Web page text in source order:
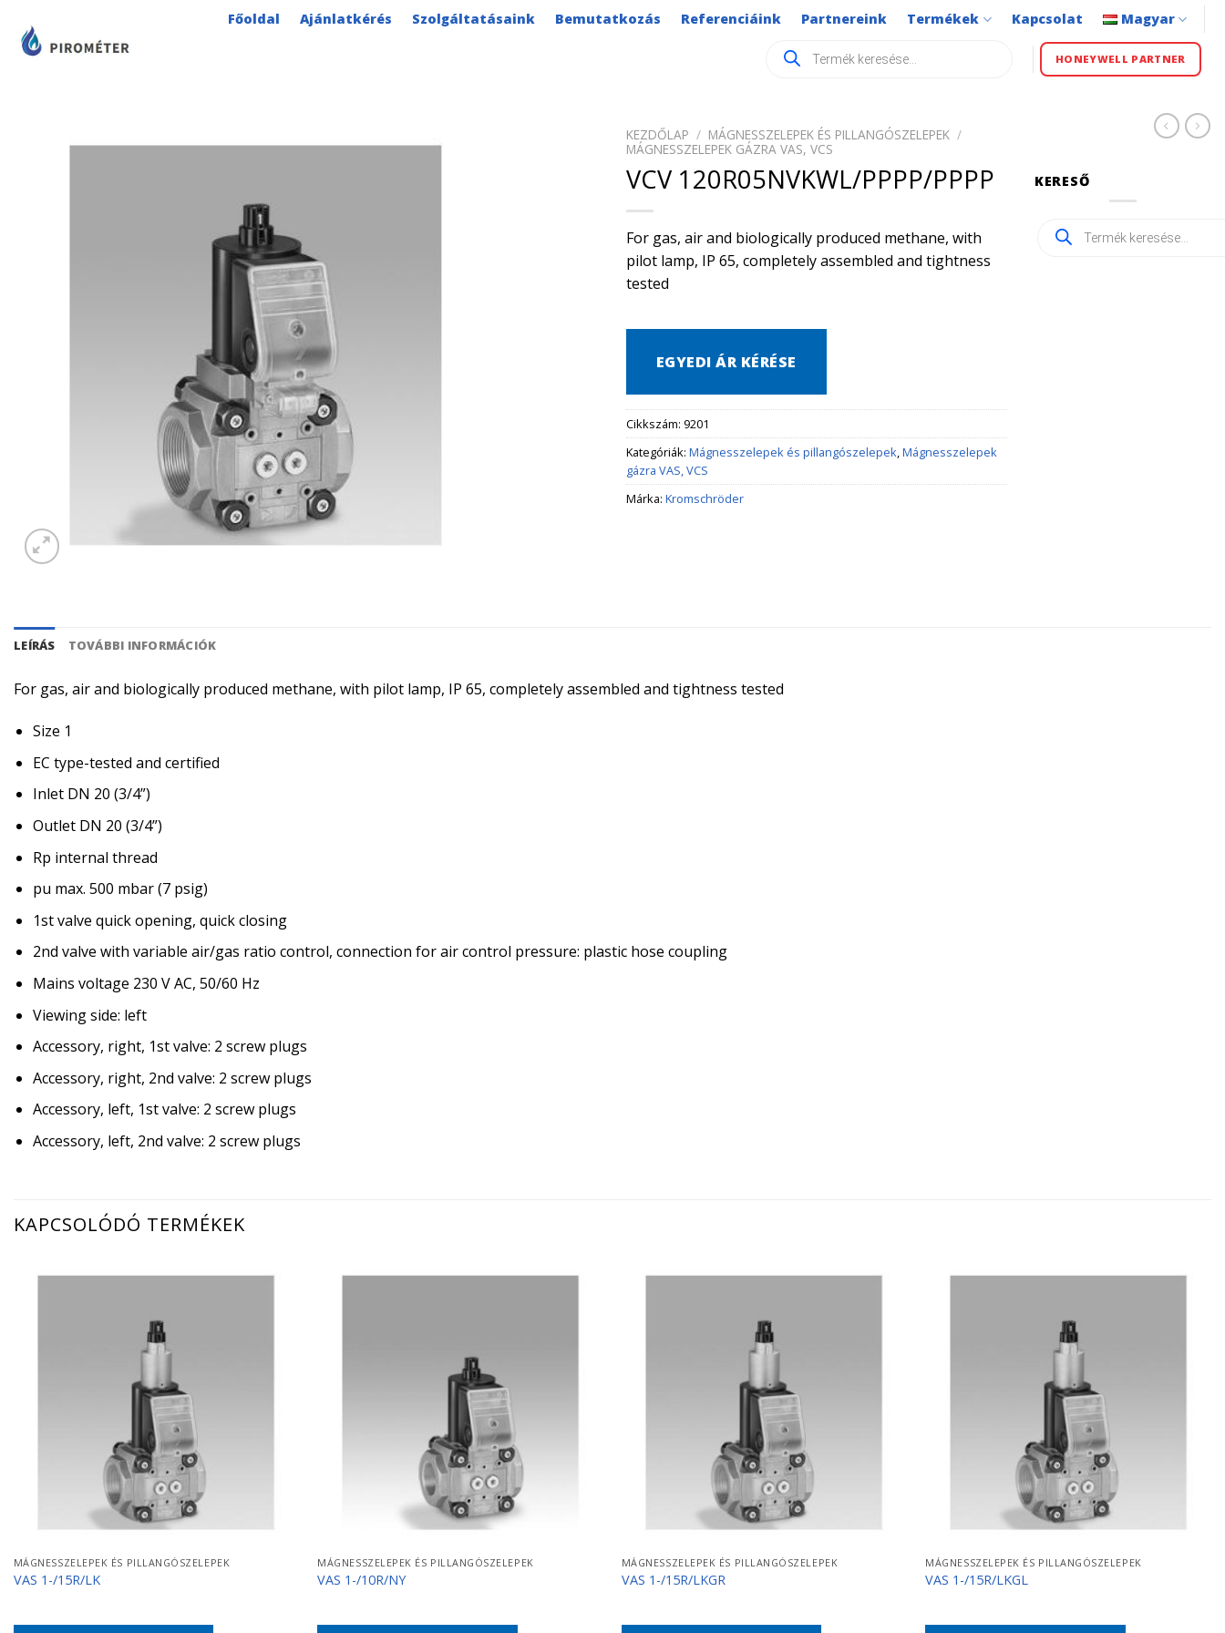
content
Főoldal Ajánlatkérés Szolgáltatásaink Bemutatkozás Referenciáink Partnereink Termékek Kapcsolat Magyar
search HONEYWELL PARTNER
KEZDŐLAP / MÁGNESSZELEPEK ÉS PILLANGÓSZELEPEK /
MÁGNESSZELEPEK GÁZRA VAS, VCS
VCV 120R05NVKWL/PPPP/PPPP
For gas, air and biologically produced methane, with
pilot lamp, IP 65, completely assembled and tightness
tested
EGYEDI ÁR KÉRÉSE
Cikkszám: 9201
Kategóriák: Mágnesszelepek és pillangószelepek Mágnesszelepek
gázra VAS, VCS
Márka: Kromschröder
KERESŐ
Products
search
LEÍRÁS TOVÁBBI INFORMÁCIÓK
For gas, air and biologically produced methane, with pilot lamp, IP 65, completely assembled and tightness tested
Size 1
EC type-tested and certified
Inlet DN 20 (3/4”)
Outlet DN 20 (3/4”)
Rp internal thread
pu max. 500 mbar (7 psig)
1st valve quick opening, quick closing
2nd valve with variable air/gas ratio control, connection for air control pressure: plastic hose coupling
Mains voltage 230 V AC, 50/60 Hz
Viewing side: left
Accessory, right, 1st valve: 2 screw plugs
Accessory, right, 2nd valve: 2 screw plugs
Accessory, left, 1st valve: 2 screw plugs
Accessory, left, 2nd valve: 2 screw plugs
KAPCSOLÓDÓ TERMÉKEK
MÁGNESSZELEPEK ÉS PILLANGÓSZELEPEK
VAS 1-/15R/LK
MÁGNESSZELEPEK ÉS PILLANGÓSZELEPEK
VAS 1-/10R/NY
MÁGNESSZELEPEK ÉS PILLANGÓSZELEPEK
VAS 1-/15R/LKGR
MÁGNESSZELEPEK ÉS PILLANGÓSZELEPEK
VAS 1-/15R/LKGL